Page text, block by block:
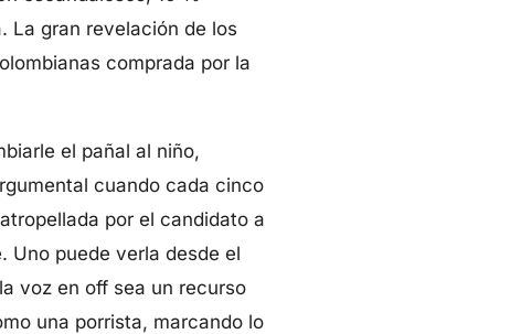
La gran revelación de los
comprada por la
el pañal al niño,
cuando cada cinco
por el candidato a
Uno puede verla desde el
voz en off sea un recurso
una porrista, marcando lo